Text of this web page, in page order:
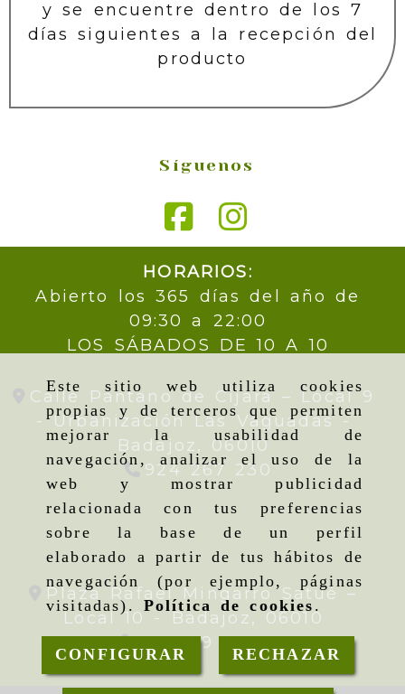
Este sitio web utiliza cookies
propias y de terceros que permiten
mejorar la usabilidad de
navegación, analizar el uso de la
web y mostrar publicidad
relacionada con tus preferencias
sobre la base de un perfil
elaborado a partir de tus hábitos de
navegación (por ejemplo, páginas
visitadas). Política de cookies .
CONFIGURAR RECHAZAR
y se encuentre dentro de los 7
días siguientes a la recepción del
producto
Síguenos
HORARIOS:
Abierto los 365 días del año de
09:30 a 22:00
LOS SÁBADOS DE 10 A 10
Calle Pantano de Cijara – Local 9
- Urbanización Las Vaguadas -
Badajoz, 06010
924 267 230
Plaza Rafael Mingarro Satué –
Local 10 -
Badajoz, 06010
924 09 19 95